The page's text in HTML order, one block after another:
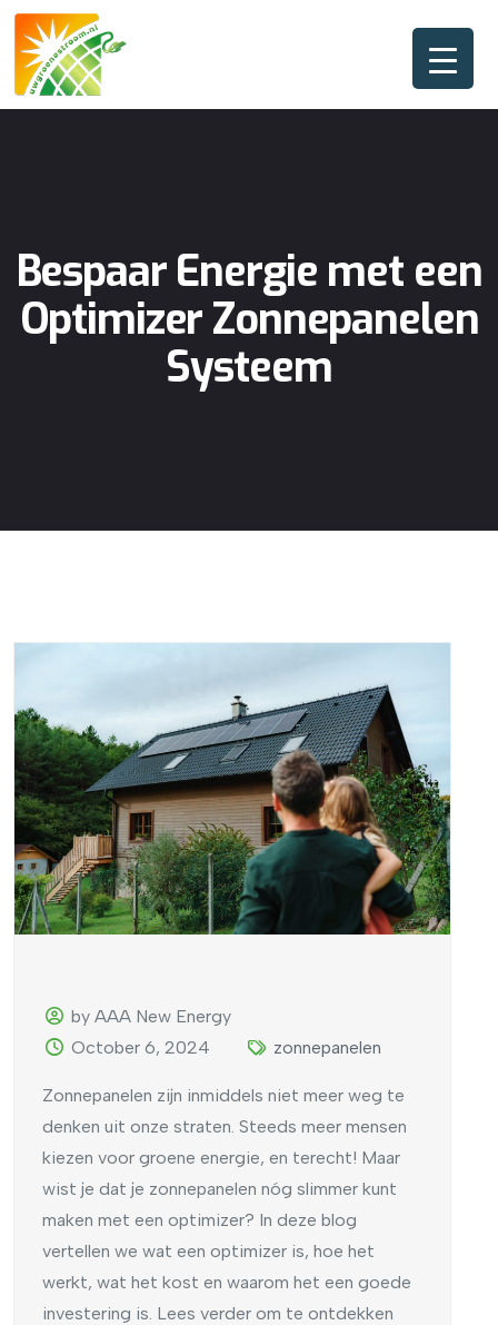
Bespaar Energie met een
Optimizer Zonnepanelen
Systeem
by AAA New Energy
October 6, 2024
zonnepanelen
Zonnepanelen zijn inmiddels niet meer weg te
denken uit onze straten. Steeds meer mensen
kiezen voor groene energie, en terecht! Maar
wist je dat je zonnepanelen nóg slimmer kunt
maken met een optimizer? In deze blog
vertellen we wat een optimizer is, hoe het
werkt, wat het kost en waarom het een goede
investering is. Lees verder om te ontdekken